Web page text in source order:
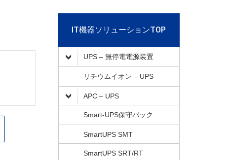
IT機器ソリューションTOP
UPS – 無停電電源装置
リチウムイオン – UPS
APC – UPS
Smart-UPS保守パック
SmartUPS SMT
SmartUPS SRT/RT